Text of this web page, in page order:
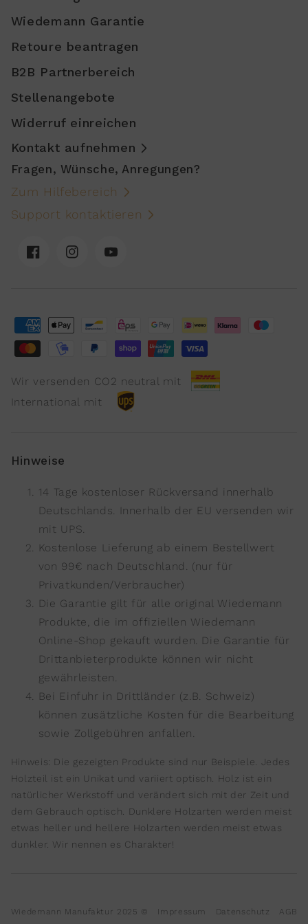
Wiedemann Garantie
Retoure beantragen
B2B Partnerbereich
Stellenangebote
Widerruf einreichen
Kontakt aufnehmen
Fragen, Wünsche, Anregungen?
Zum Hilfebereich
Support kontaktieren
FacebookInstagramYouTube
Wir versenden CO2 neutral mit
International mit
Hinweise
14 Tage kostenloser Rückversand innerhalb
Deutschlands. Innerhalb der EU versenden wir
mit UPS.
Kostenlose Lieferung ab einem Bestellwert
von 99€ nach Deutschland. (nur für
Privatkunden/Verbraucher)
Die Garantie gilt für alle original Wiedemann
Produkte, die im offiziellen Wiedemann
Online-Shop gekauft wurden. Die Garantie für
Drittanbieterprodukte können wir nicht
gewährleisten.
Bei Einfuhr in Drittländer (z.B. Schweiz)
können zusätzliche Kosten für die Bearbeitung
sowie Zollgebühren anfallen.
Hinweis: Die gezeigten Produkte sind nur Beispiele. Jedes
Holzteil ist ein Unikat und variiert optisch. Holz ist ein
natürlicher Werkstoff und verändert sich mit der Zeit und
dem Gebrauch optisch. Dunklere Holzarten werden meist
etwas heller und hellere Holzarten werden meist etwas
dunkler. Wir nennen es Charakter!
Wiedemann Manufaktur 2025 © Impressum Datenschutz AGB